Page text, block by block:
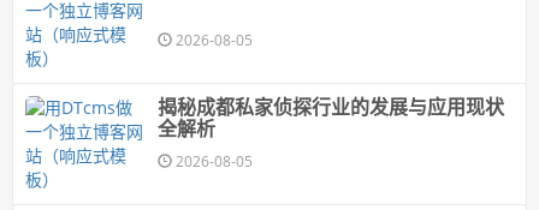
2026-08-05
揭秘成都私家侦探行业的发展与应用现状
全解析
2026-08-05